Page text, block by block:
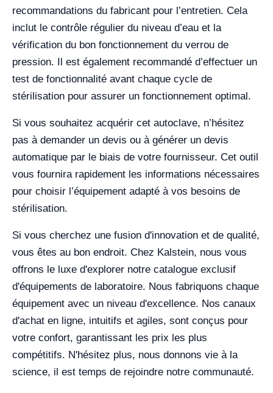
recommandations du fabricant pour l’entretien. Cela
inclut le contrôle régulier du niveau d’eau et la
vérification du bon fonctionnement du verrou de
pression. Il est également recommandé d’effectuer un
test de fonctionnalité avant chaque cycle de
stérilisation pour assurer un fonctionnement optimal.
Si vous souhaitez acquérir cet autoclave, n’hésitez
pas à demander un devis ou à générer un devis
automatique par le biais de votre fournisseur. Cet outil
vous fournira rapidement les informations nécessaires
pour choisir l’équipement adapté à vos besoins de
stérilisation.
Si vous cherchez une fusion d'innovation et de qualité,
vous êtes au bon endroit. Chez Kalstein, nous vous
offrons le luxe d'explorer notre catalogue exclusif
d'équipements de laboratoire. Nous fabriquons chaque
équipement avec un niveau d'excellence. Nos canaux
d'achat en ligne, intuitifs et agiles, sont conçus pour
votre confort, garantissant les prix les plus
compétitifs. N'hésitez plus, nous donnons vie à la
science, il est temps de rejoindre notre communauté.